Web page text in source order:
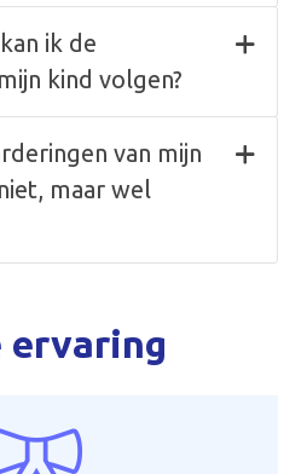
ik de
kind volgen?
van mijn
maar wel
ervaring